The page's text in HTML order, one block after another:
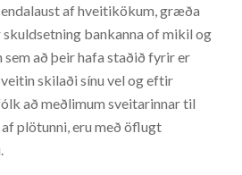
af hveitikökum, græða
bankanna of mikil og
að þeir hafa staðið fyrir er
skilaði sínu vel og eftir
að meðlimum sveitarinnar til
plötunni, eru með öflugt